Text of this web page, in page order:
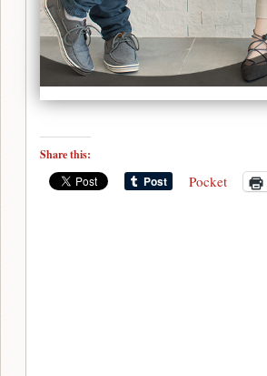
Share this:
Pocket